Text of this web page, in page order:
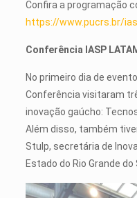
Confira a programação
https://www.pucrs.br/
Conferência IASP
No primeiro dia de
Conferência visitaram
inovação gaúcho:
Além disso, também
Stulp, secretária de
Estado do Rio Grande do